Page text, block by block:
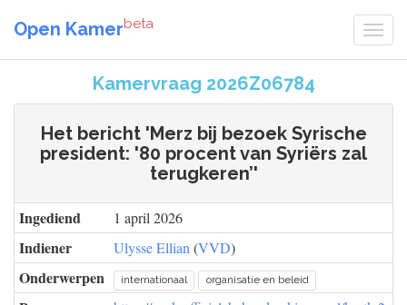
Open Kamerbeta
Kamervraag 2026Z06784
Het bericht 'Merz bij bezoek Syrische
president: '80 procent van Syriërs zal
terugkeren’'
Ingediend 1 april 2026
Indiener Ulysse Ellian (VVD)
Onderwerpen internationaal organisatie en beleid